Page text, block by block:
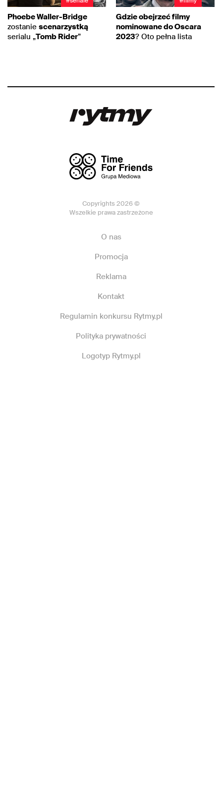
Phoebe Waller-Bridge
zostanie scenarzystką
serialu „Tomb Rider”
Gdzie obejrzeć filmy
nominowane do Oscara
2023? Oto pełna lista
Copyrights 2026 ©
Wszelkie prawa zastrzeżone
O nas
Promocja
Reklama
Kontakt
Regulamin konkursu Rytmy.pl
Polityka prywatności
Logotyp Rytmy.pl